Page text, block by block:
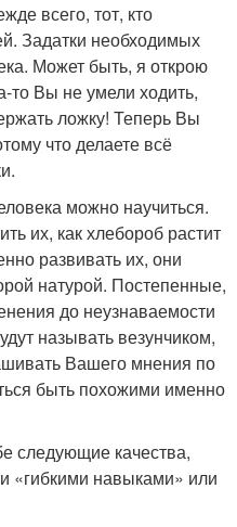
всего, тот, кто
Задатки необходимых
Может быть, я открою
то Вы не умели ходить,
ложку! Теперь Вы
что делаете всё
можно научиться.
их, как хлебороб растит
развивать их, они
натурой. Постепенные,
до неузнаваемости
называть везунчиком,
Вашего мнения по
быть похожими именно
следующие качества,
«гибкими навыками» или